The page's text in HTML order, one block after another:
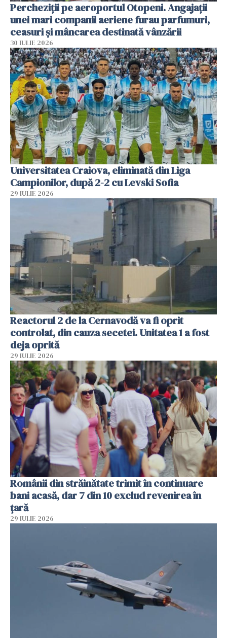
Percheziții pe aeroportul Otopeni. Angajații
unei mari companii aeriene furau parfumuri,
ceasuri și mâncarea destinată vânzării
30 IULIE 2026
Universitatea Craiova, eliminată din Liga
Campionilor, după 2-2 cu Levski Sofia
29 IULIE 2026
Reactorul 2 de la Cernavodă va fi oprit
controlat, din cauza secetei. Unitatea 1 a fost
deja oprită
29 IULIE 2026
Românii din străinătate trimit în continuare
bani acasă, dar 7 din 10 exclud revenirea în
țară
29 IULIE 2026